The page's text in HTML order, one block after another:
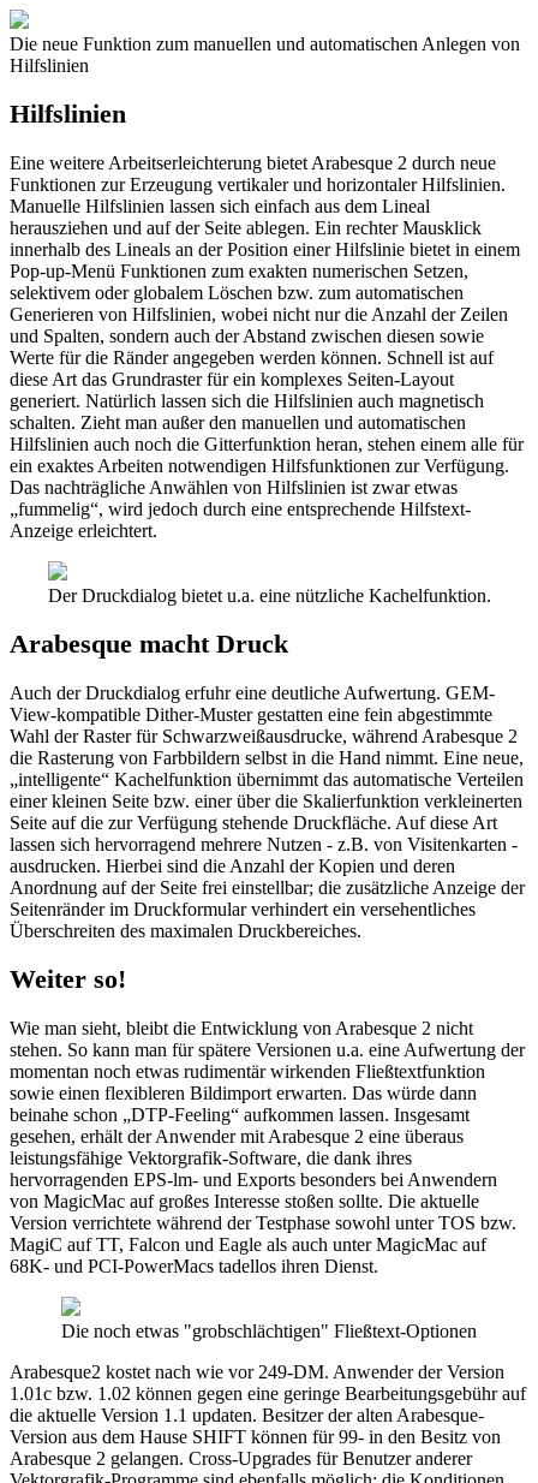
Die neue Funktion zum manuellen und automatischen Anlegen von
Hilfslinien
Hilfslinien
Eine weitere Arbeitserleichterung bietet Arabesque 2 durch neue
Funktionen zur Erzeugung vertikaler und horizontaler Hilfslinien.
Manuelle Hilfslinien lassen sich einfach aus dem Lineal
herausziehen und auf der Seite ablegen. Ein rechter Mausklick
innerhalb des Lineals an der Position einer Hilfslinie bietet in einem
Pop-up-Menü Funktionen zum exakten numerischen Setzen,
selektivem oder globalem Löschen bzw. zum automatischen
Generieren von Hilfslinien, wobei nicht nur die Anzahl der Zeilen
und Spalten, sondern auch der Abstand zwischen diesen sowie
Werte für die Ränder angegeben werden können. Schnell ist auf
diese Art das Grundraster für ein komplexes Seiten-Layout
generiert. Natürlich lassen sich die Hilfslinien auch magnetisch
schalten. Zieht man außer den manuellen und automatischen
Hilfslinien auch noch die Gitterfunktion heran, stehen einem alle für
ein exaktes Arbeiten notwendigen Hilfsfunktionen zur Verfügung.
Das nachträgliche Anwählen von Hilfslinien ist zwar etwas
„fummelig“, wird jedoch durch eine entsprechende Hilfstext-
Anzeige erleichtert.
Der Druckdialog bietet u.a. eine nützliche Kachelfunktion.
Arabesque macht Druck
Auch der Druckdialog erfuhr eine deutliche Aufwertung. GEM-
View-kompatible Dither-Muster gestatten eine fein abgestimmte
Wahl der Raster für Schwarzweißausdrucke, während Arabesque 2
die Rasterung von Farbbildern selbst in die Hand nimmt. Eine neue,
„intelligente“ Kachelfunktion übernimmt das automatische Verteilen
einer kleinen Seite bzw. einer über die Skalierfunktion verkleinerten
Seite auf die zur Verfügung stehende Druckfläche. Auf diese Art
lassen sich hervorragend mehrere Nutzen - z.B. von Visitenkarten -
ausdrucken. Hierbei sind die Anzahl der Kopien und deren
Anordnung auf der Seite frei einstellbar; die zusätzliche Anzeige der
Seitenränder im Druckformular verhindert ein versehentliches
Überschreiten des maximalen Druckbereiches.
Weiter so!
Wie man sieht, bleibt die Entwicklung von Arabesque 2 nicht
stehen. So kann man für spätere Versionen u.a. eine Aufwertung der
momentan noch etwas rudimentär wirkenden Fließtextfunktion
sowie einen flexibleren Bildimport erwarten. Das würde dann
beinahe schon „DTP-Feeling“ aufkommen lassen. Insgesamt
gesehen, erhält der Anwender mit Arabesque 2 eine überaus
leistungsfähige Vektorgrafik-Software, die dank ihres
hervorragenden EPS-lm- und Exports besonders bei Anwendern
von MagicMac auf großes Interesse stoßen sollte. Die aktuelle
Version verrichtete während der Testphase sowohl unter TOS bzw.
MagiC auf TT, Falcon und Eagle als auch unter MagicMac auf
68K- und PCI-PowerMacs tadellos ihren Dienst.
Die noch etwas "grobschlächtigen" Fließtext-Optionen
Arabesque2 kostet nach wie vor 249-DM. Anwender der Version
1.01c bzw. 1.02 können gegen eine geringe Bearbeitungsgebühr auf
die aktuelle Version 1.1 updaten. Besitzer der alten Arabesque-
Version aus dem Hause SHIFT können für 99- in den Besitz von
Arabesque 2 gelangen. Cross-Upgrades für Benutzer anderer